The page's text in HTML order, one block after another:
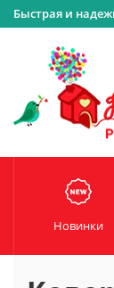
Быстрая и
Новинки